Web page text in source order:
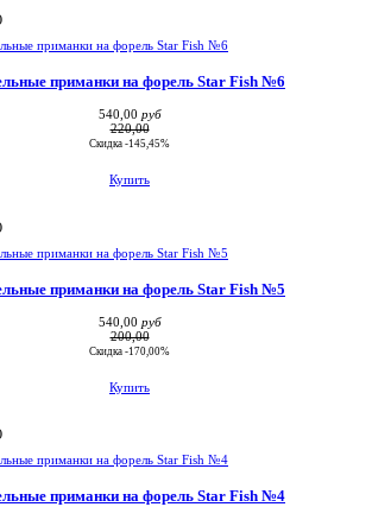
приманки на форель Star Fish №6
540,00 руб
220,00
Скидка -145,45%
Купить
приманки на форель Star Fish №5
540,00 руб
200,00
Скидка -170,00%
Купить
приманки на форель Star Fish №4